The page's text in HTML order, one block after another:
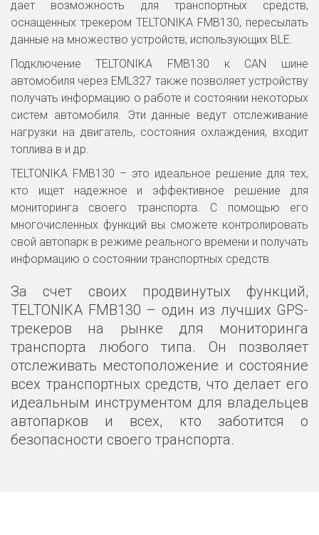
дает возможность для транспортных средств,
оснащенных трекером TELTONIKA FMB130, пересылать
данные на множество устройств, использующих BLE.
Подключение TELTONIKA FMB130 к CAN шине
автомобиля через EML327 также позволяет устройству
получать информацию о работе и состоянии некоторых
систем автомобиля. Эти данные ведут отслеживание
нагрузки на двигатель, состояния охлаждения, входит
топлива в и др.
TELTONIKA FMB130 – это идеальное решение для тех,
кто ищет надежное и эффективное решение для
мониторинга своего транспорта. С помощью его
многочисленных функций вы сможете контролировать
свой автопарк в режиме реального времени и получать
информацию о состоянии транспортных средств.
За счет своих продвинутых функций,
TELTONIKA FMB130 – один из лучших GPS-
трекеров на рынке для мониторинга
транспорта любого типа. Он позволяет
отслеживать местоположение и состояние
всех транспортных средств, что делает его
идеальным инструментом для владельцев
автопарков и всех, кто заботится о
безопасности своего транспорта.